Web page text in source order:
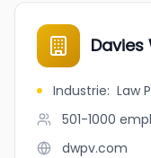
Davies
Industrie: Law
501-1000
dwpv.com